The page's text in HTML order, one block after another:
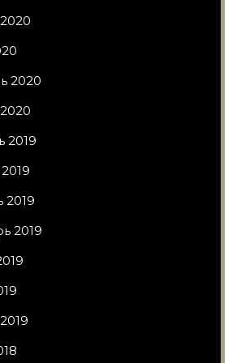
2020
2019
2019
2019